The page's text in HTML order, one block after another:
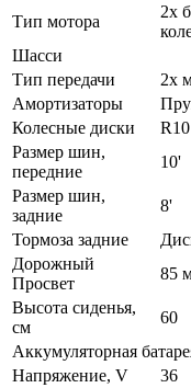
Тип мотора
2х
Шасси
Тип передачи
2х
Амортизаторы
Колесные диски
R10
Размер шин,
передние
10'
Размер шин,
задние
8'
Тормоза задние
Дорожный
Просвет
85
Высота сиденья,
см
60
Аккумуляторная
Напряжение, V
36